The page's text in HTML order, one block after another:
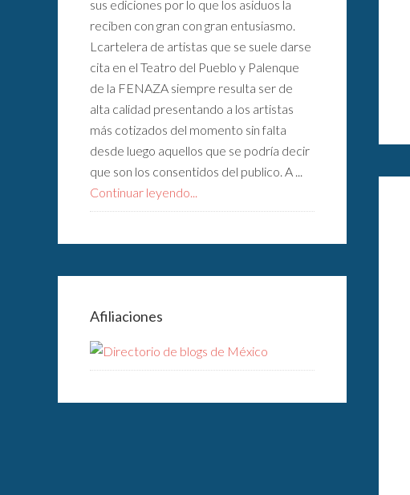
sus ediciones por lo que los asiduos la
reciben con gran con gran entusiasmo.
Lcartelera de artistas que se suele darse
cita en el Teatro del Pueblo y Palenque
de la FENAZA siempre resulta ser de
alta calidad presentando a los artistas
más cotizados del momento sin falta
desde luego aquellos que se podría decir
que son los consentidos del publico. A ...
Continuar leyendo...
Afiliaciones